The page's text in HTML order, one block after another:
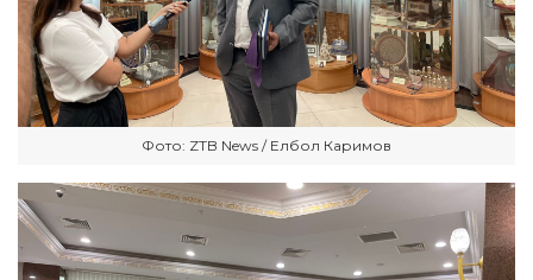
Фото: ZTB News / Елбол Каримов